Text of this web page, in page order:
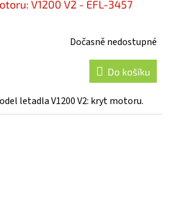
V1200 V2 - EFL-3457
Dočasně nedostupné
Do košíku
letadla V1200 V2: kryt motoru.